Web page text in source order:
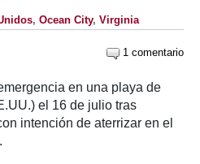
, Ocean City, Virginia
1 comentario
en una playa de
el 16 de julio tras
intención de aterrizar en el